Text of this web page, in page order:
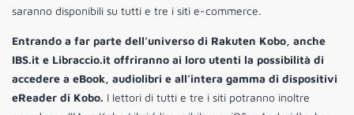
saranno disponibili su tutti e tre i siti e-commerce.
Entrando a far parte dell’universo di Rakuten Kobo, anche
IBS.it e Libraccio.it offriranno ai loro utenti la possibilità di
accedere a eBook, audiolibri e all’intera gamma di dispositivi
eReader di Kobo. I lettori di tutti e tre i siti potranno inoltre